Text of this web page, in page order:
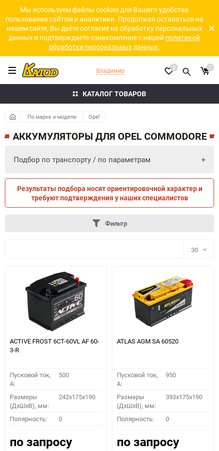
Мы используем файлы cookies для Вашего удобства
пользования сайтом и аналитики. Продолжая оставаться на
нашем сайте, Вы даёте согласие на обработку персональных
данных и подтверждаете ознакомление с нашей политикой
обработки персональных данных.
КАТАЛОГ ТОВАРОВ
Владимир 0 0
По марке и модели Opel
АККУМУЛЯТОРЫ ДЛЯ OPEL COMMODORE
Подбор по транспорту / по параметрам
ПО ТРАНСПОРТУ ПО ПАРАМЕТРАМ
ПОДОБРАТЬ
Как определить полярность?
Результаты подбора носят ориентировочной характер и
требуют подтверждения у наших специалистов
Фильтр
30
30
60
ACTIVE FROST 6СТ-60VL АF 60-
3-R
Пусковой ток,
A:
500
Размеры
(ДхШхВ), мм:
242x175x190
Полярность: 0
по запросу
ATLAS AGM SA 60520
Пусковой ток,
A:
950
Размеры
(ДхШхВ), мм:
393x175x190
Полярность: 0
по запросу